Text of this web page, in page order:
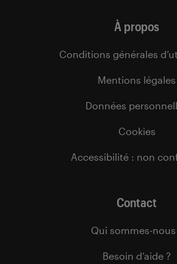
À propos
Conditions générales
Mentions légales
Données
Cookies
Accessibilité : non
Contact
Qui sommes-nous
Besoin d’aide ?